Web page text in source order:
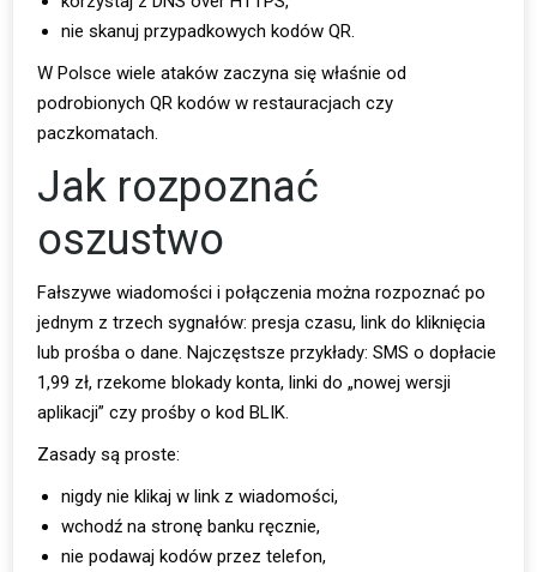
nie skanuj przypadkowych kodów QR.
W Polsce wiele ataków zaczyna się właśnie od
podrobionych QR kodów w restauracjach czy
paczkomatach.
Jak rozpoznać
oszustwo
Fałszywe wiadomości i połączenia można rozpoznać po
jednym z trzech sygnałów: presja czasu, link do kliknięcia
lub prośba o dane. Najczęstsze przykłady: SMS o dopłacie
1,99 zł, rzekome blokady konta, linki do „nowej wersji
aplikacji” czy prośby o kod BLIK.
Zasady są proste:
nigdy nie klikaj w link z wiadomości,
wchodź na stronę banku ręcznie,
nie podawaj kodów przez telefon,